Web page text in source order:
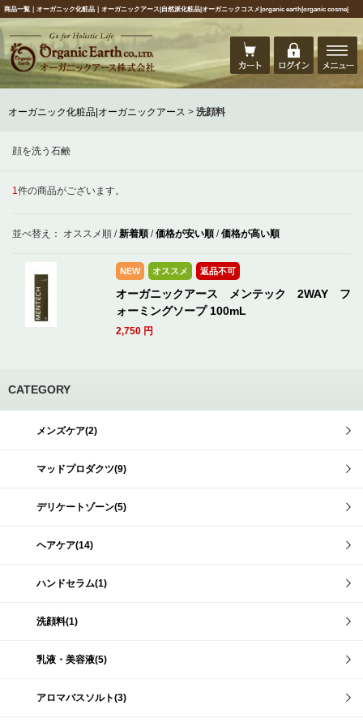
商品一覧｜オーガニック化粧品｜オーガニックアース|自然派化粧品|オーガニックコスメ|organic earth|organic cosme|
オーガニック化粧品|オーガニックアース > 洗顔料
顔を洗う石鹸
1件の商品がございます。
並べ替え： オススメ順 /新着順 /価格が安い順 /価格が高い順
NEW オススメ 返品不可
オーガニックアース メンテック 2WAY フ
ォーミングソープ 100mL
2,750 円
CATEGORY
メンズケア(2)
マッドプロダクツ(9)
デリケートゾーン(5)
ヘアケア(14)
ハンドセラム(1)
洗顔料(1)
乳液・美容液(5)
アロマバスソルト(3)